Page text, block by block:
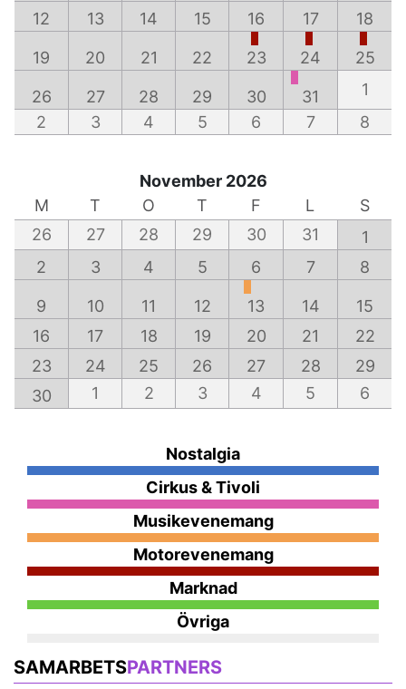
12
13 14 15 16 17 18
19 20 21 22 23 24 25
26 27 28 29 30 31
1
2
3 4 5 6 7 8
November 2026
M
T O T F L
S
26
27 28 29 30 31
1
2
3 4 5 6 7 8
9 10 11 12 13 14
15
16
17 18 19 20 21
22
23
24 25 26 27 28
29
30
1 2 3 4 5 6
Nostalgia
Cirkus & Tivoli
Musikevenemang
Motorevenemang
Marknad
Övriga
SAMARBETSPARTNERS